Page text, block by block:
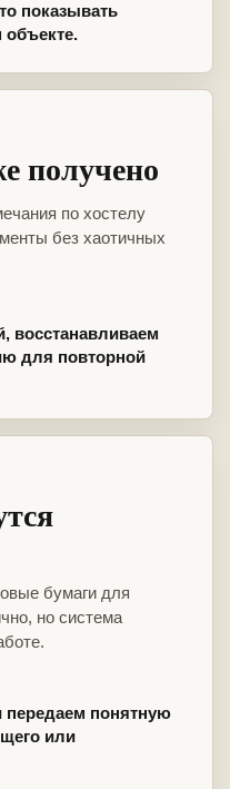
показывать
объекте.
получено
по хостелу
без хаотичных
восстанавливаем
для повторной
бумаги для
но система
понятную
или